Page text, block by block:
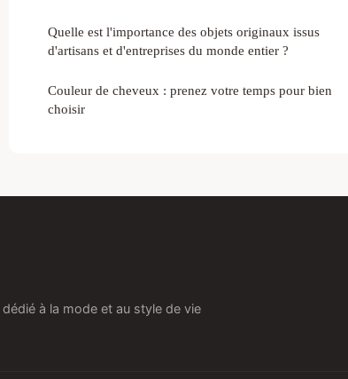
Quelle est l'importance des objets originaux issus
d'artisans et d'entreprises du monde entier ?
Couleur de cheveux : prenez votre temps pour bien
choisir
à la mode et au style de vie